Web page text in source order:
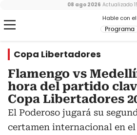
Hable con el
Programa
08 ago 2026 Actualizado
Copa Libertadores
Flamengo vs
hora del partido
Copa Libertadores
El Poderoso jugará su
certamen internacional en